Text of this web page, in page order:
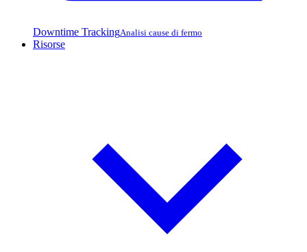
Downtime TrackingAnalisi cause di fermo
Risorse